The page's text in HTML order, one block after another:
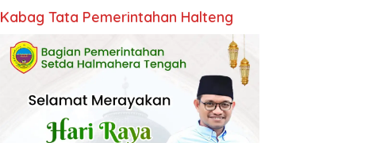
Kabag Tata Pemerintahan Halteng